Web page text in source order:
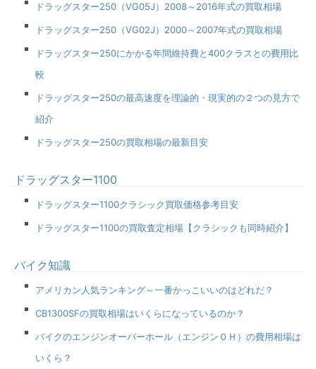
ドラッグスター250（VG05J）2008～2016年式の買取相場
ドラッグスター250（VG02J）2000～2007年式の買取相場
ドラッグスター250にかかる年間維持費と400クラスとの費用比
較
ドラッグスター250の最高速度を理論的・現実的の２つの見方で
紹介
ドラッグスター250の買取相場の最新目安
ドラッグスター1100
ドラッグスター1100クラシック買取価格参考目安
ドラッグスター1100の買取査定相場【クラシックも同時紹介】
バイク知識
アメリカン人気ランキング～一番かっこいいのはどれだ？
CB1300SFの買取相場はいくらになっているのか？
バイクのエンジンオーバーホール（エンジンＯＨ）の費用相場は
いくら？